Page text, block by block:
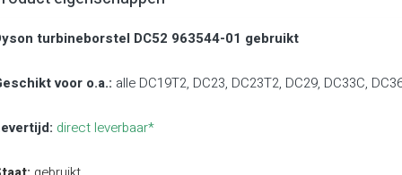
turbineborstel DC52 963544-01 gebruikt
voor o.a.: alle DC19T2, DC23, DC23T2, DC29, DC33C,
direct leverbaar*